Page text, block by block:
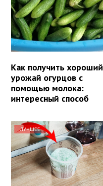
Как получить хороший
урожай огурцов с
помощью молока:
интересный способ
ЛУЧШЕЕ